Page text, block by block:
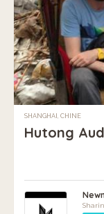
SHANGHAI, CHINE
Hutong